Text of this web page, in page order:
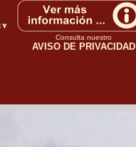
Consulta nuestro
AVISO DE PRIVACIDAD